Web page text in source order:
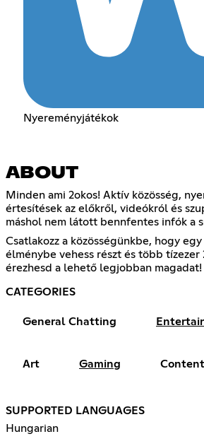
Nyereményjátékok
ABOUT
Minden ami 2okos! Aktív közösség,
értesítések az előkről, videókról és
máshol nem látott bennfentes infók a
Csatlakozz a közösségünkbe, hogy
élménybe vehess részt és több tízezer
érezhesd a lehető legjobban magadat!
CATEGORIES
General Chatting
Art Gaming
SUPPORTED LANGUAGES
Hungarian